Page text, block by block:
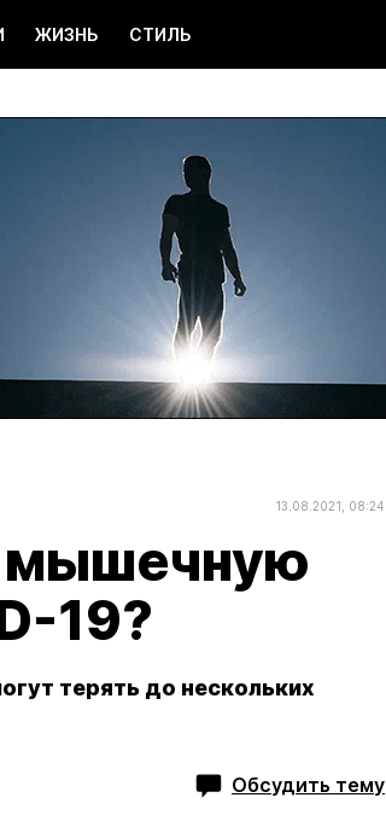
ЖИЗНЬ СТИЛЬ
13.08.2021, 08:24
мышечную
19?
терять до нескольких
Обсудить тему